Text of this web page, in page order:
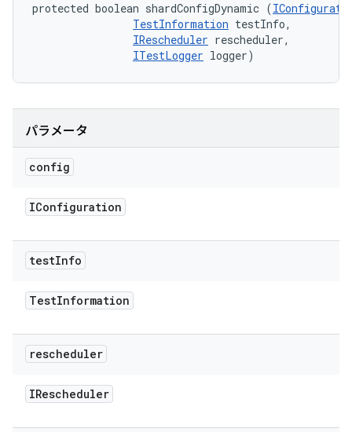
protected boolean shardConfigDynamic (
TestInformation testInfo,
IRescheduler rescheduler,
ITestLogger logger)
パラメータ
config
IConfiguration
testInfo
TestInformation
rescheduler
IRescheduler